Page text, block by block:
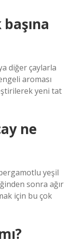
diğer çaylarla
aroması
yeni tat
ne
yeşil
sonra ağır
için bu çok